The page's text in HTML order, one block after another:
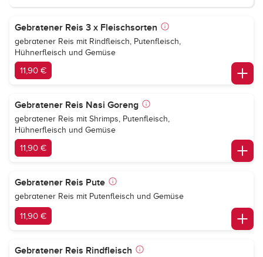
Gebratener Reis 3 x Fleischsorten
gebratener Reis mit Rindfleisch, Putenfleisch,
Hühnerfleisch und Gemüse
11,90 €
Gebratener Reis Nasi Goreng
gebratener Reis mit Shrimps, Putenfleisch,
Hühnerfleisch und Gemüse
11,90 €
Gebratener Reis Pute
gebratener Reis mit Putenfleisch und Gemüse
11,90 €
Gebratener Reis Rindfleisch